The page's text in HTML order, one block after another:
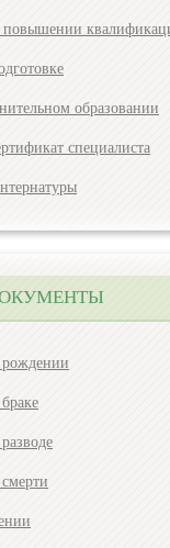
повышении
образовании
специалиста
рождении